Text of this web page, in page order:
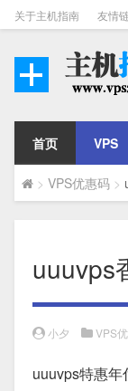
关于主机指南 友情
首页 VPS
> VPS优惠码 >
uuuvps
小夕 VPS
uuuvps特惠